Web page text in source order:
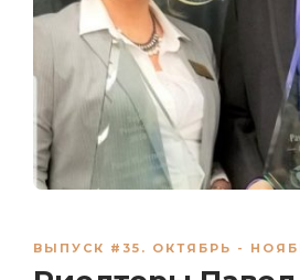
ВЫПУСК #35. ОКТЯБРЬ -